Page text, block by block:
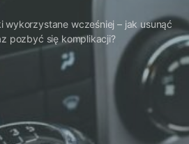
wykorzystane wcześniej – jak usunąć
pozbyć się komplikacji?